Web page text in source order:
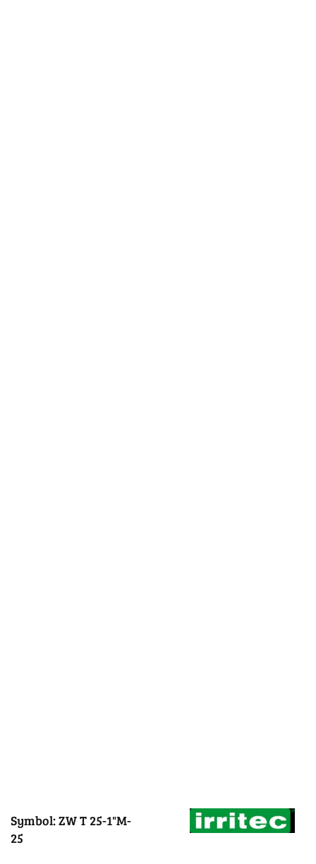
Symbol:ZW T 25-1"M-
25